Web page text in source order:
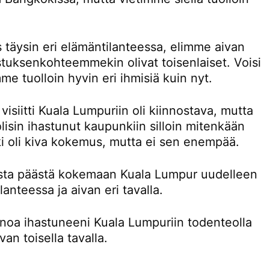
täysin eri elämäntilanteessa, elimme aivan
olivat toisenlaiset. Voisi
tuolloin hyvin eri ihmisiä kuin nyt.
Kuala Lumpuriin oli kiinnostava, mutta
ihastunut kaupunkiin silloin mitenkään
oli kiva kokemus, mutta ei sen enempää.
päästä kokemaan Kuala Lumpur uudelleen
ja aivan eri tavalla.
ihastuneeni Kuala Lumpuriin todenteolla
toisella tavalla.